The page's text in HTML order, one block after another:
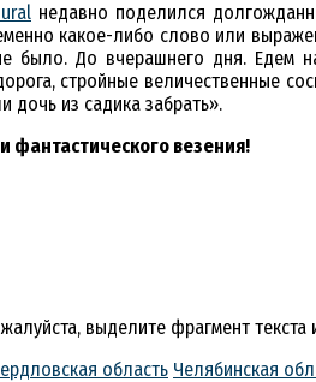
недавно поделился
какое-либо слово или
было. До вчерашнего дня. Едем
стройные величественные
дочь из садика забрать».
фантастического везения!
выделите фрагмент текста
область Челябинская